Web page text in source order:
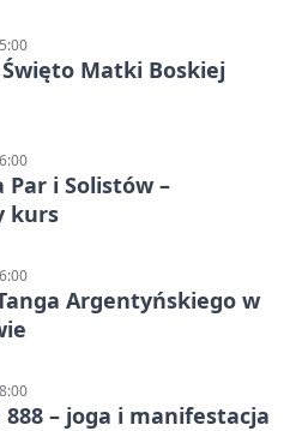
Matki Boskiej
Par i Solistów –
kurs
Argentyńskiego w
– joga i manifestacja